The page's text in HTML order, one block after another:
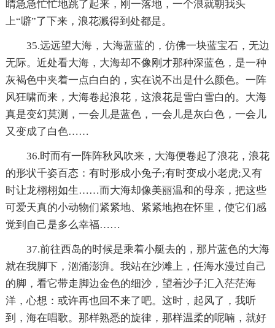
睛急急忙忙地跳了起来，刚一落地，一个浪就朝我头
上“噼”了下来，浪花溅得到处都是。
35.远远望大海，大海蓝蓝的，仿佛一块蓝宝石，无边
无际。近处看大海，大海却不像刚才那种深蓝色，是一种
灰褐色中夹着一点白白的，实在说不出是什么颜色。一阵
风狂啸而来，大海卷起浪花，这浪花是雪白雪白的。大海
真是变幻莫测，一会儿是蓝色，一会儿是灰白色，一会儿
又变成了白色……
36.时而有一阵阵秋风吹来，大海便卷起了浪花，浪花
的形状千姿百态：有时形成小兔子;有时变成小老虎;又有
时让龙栩栩如生……而大海却像美丽温和的母亲，把这些
可爱天真的小动物们紧紧地、紧紧地抱在怀里，使它们感
觉到自己是多么幸福……
37.前往西岛的时候是乘着小艇去的，那片蓝色的大海
就在我脚下，汹涌澎湃。我站在沙滩上，任海水漫过自己
的脚，看它带走脚边金色的细沙，望着沙子汇入茫茫海
洋，心想：或许再也回不来了吧。这时，起风了，我听
到，海在唱歌。那样熟悉的旋律，那样温柔的呢喃，就好